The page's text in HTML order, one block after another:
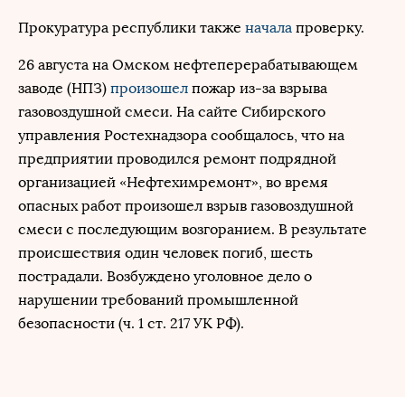
Прокуратура республики также начала проверку.
26 августа на Омском нефтеперерабатывающем
заводе (НПЗ) произошел пожар из-за взрыва
газовоздушной смеси. На сайте Сибирского
управления Ростехнадзора сообщалось, что на
предприятии проводился ремонт подрядной
организацией «Нефтехимремонт», во время
опасных работ произошел взрыв газовоздушной
смеси с последующим возгоранием. В результате
происшествия один человек погиб, шесть
пострадали. Возбуждено уголовное дело о
нарушении требований промышленной
безопасности (ч. 1 ст. 217 УК РФ).